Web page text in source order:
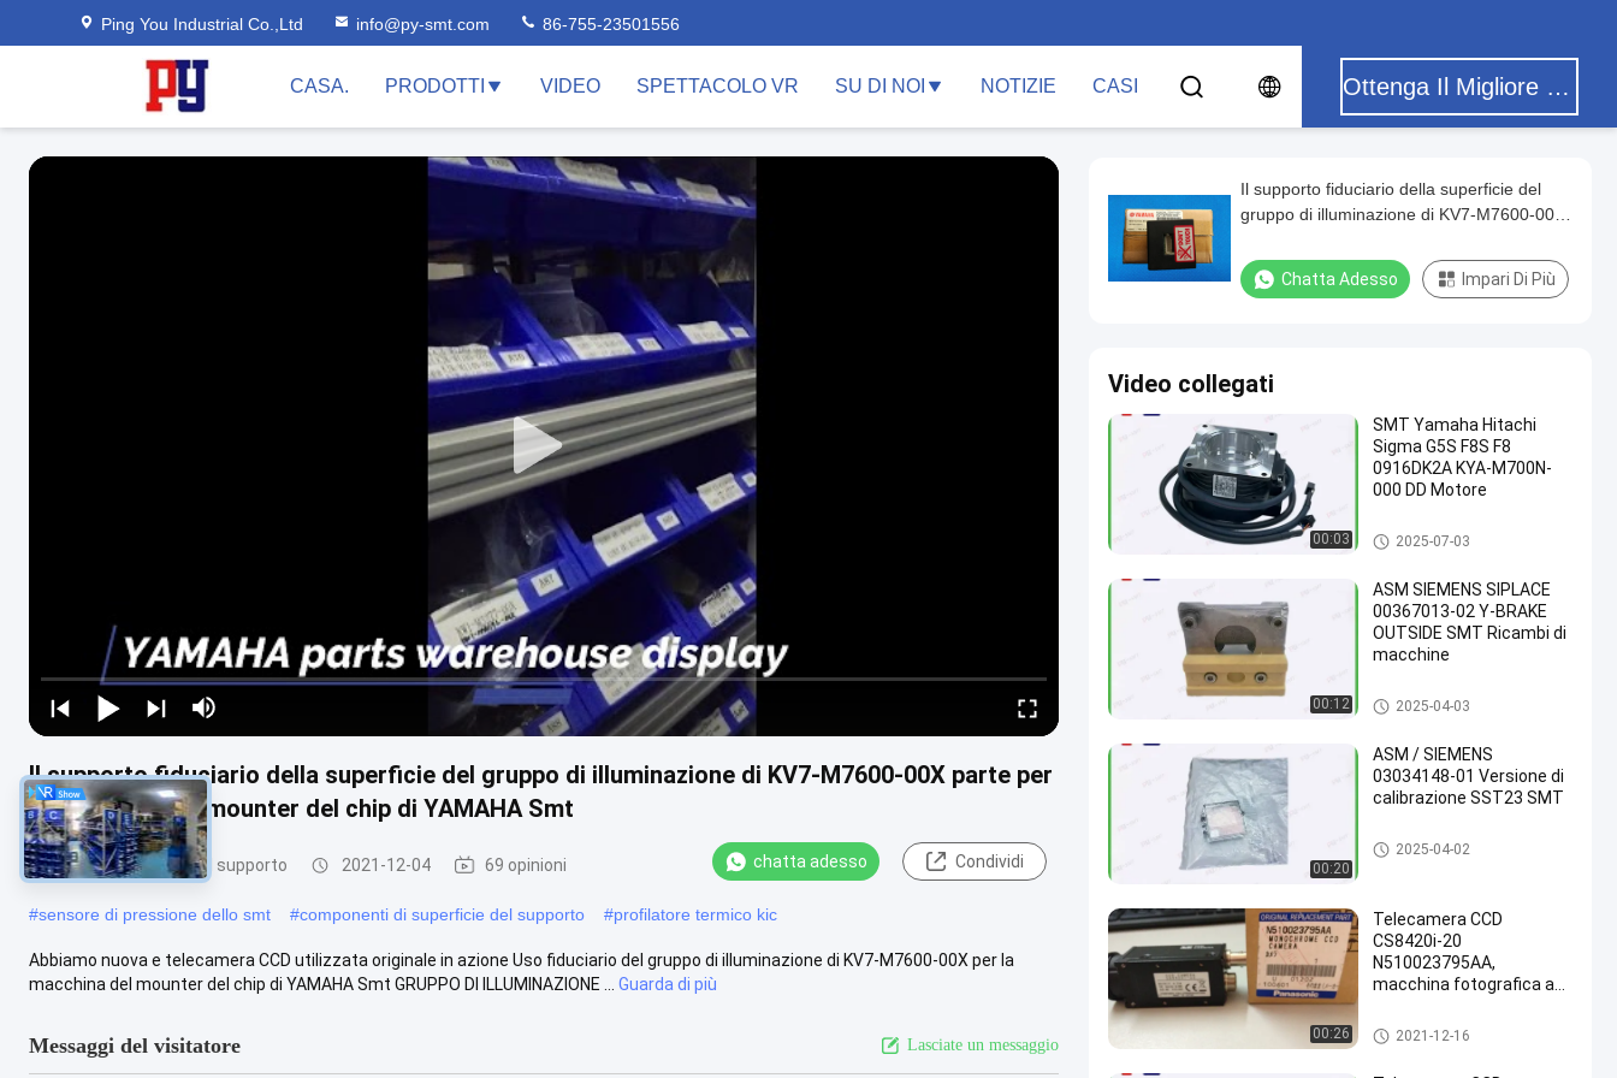
Ping You Industrial Co.,Ltd info@py-smt.com 86-755-23501556
CASA. PRODOTTI VIDEO SPETTACOLO VR SU DI NOI NOTIZIE CASI Ottenga Il Migliore Prezzo
Il supporto fiduciario della superficie del gruppo di illuminazione di KV7-M7600-00X parte per
la macchina del mounter del chip di YAMAHA Smt
parti di superficie del supporto 2021-12-04 69 opinioni chatta adesso Condividi
#sensore di pressione dello smt #componenti di superficie del supporto #profilatore termico kic
Abbiamo nuova e telecamera CCD utilizzata originale in azione Uso fiduciario del gruppo di illuminazione di KV7-M7600-00X per la
macchina del mounter del chip di YAMAHA Smt GRUPPO DI ILLUMINAZIONE ...
Guarda di più
Messaggi del visitatore Lasciate un messaggio
Il supporto fiduciario della superficie del
gruppo di illuminazione di KV7-M7600-00X
di YAMAHA Smt
Chatta Adesso Impari Di Più
Video collegati
00:03
SMT Yamaha Hitachi
Sigma G5S F8S F8
0916DK2A KYA-M700N-
000 DD Motore
parti di superficie del supporto
2025-07-03
00:12
ASM SIEMENS SIPLACE
00367013-02 Y-BRAKE
OUTSIDE SMT Ricambi di
macchine
parti di superficie del supporto
2025-04-03
00:20
ASM / SIEMENS
03034148-01 Versione di
calibrazione SST23 SMT
parti di superficie del supporto
2025-04-02
00:26
Telecamera CCD
CS8420i-20
N510023795AA,
macchina fotografica ad
di CM402 Panasonic
parti di superficie del supporto
2021-12-16